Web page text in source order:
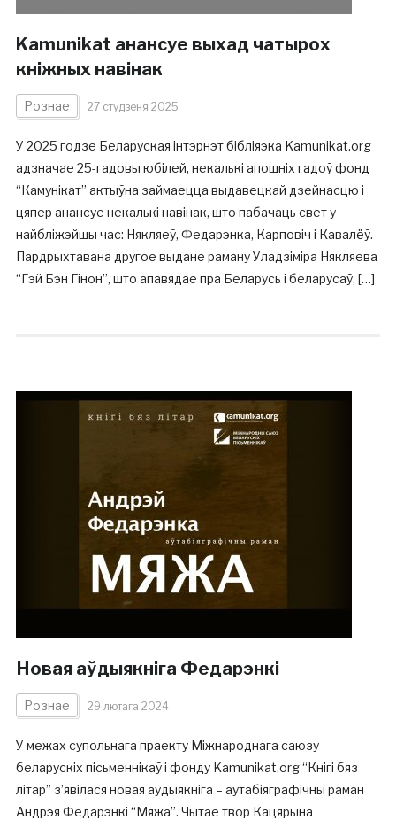
Kamunikat анансуе выхад чатырох
кніжных навінак
Рознае 27 студзеня 2025
У 2025 годзе Беларуская інтэрнэт бібліяэка Kamunikat.org
адзначае 25-гадовы юбілей, некалькі апошніх гадоў фонд
“Камунікат” актыўна займаецца выдавецкай дзейнасцю і
цяпер анансуе некалькі навінак, што пабачаць свет у
найбліжэйшы час: Някляеў, Федарэнка, Карповіч і Кавалёў.
Пардрыхтавана другое выдане раману Уладзіміра Някляева
“Гэй Бэн Гінон”, што апавядае пра Беларусь і беларусаў, […]
Новая аўдыякніга Федарэнкі
Рознае 29 лютага 2024
У межах супольнага праекту Міжнароднага саюзу
беларускіх пісьменнікаў і фонду Kamunikat.org “Кнігі бяз
літар” з’явілася новая аўдыякніга – аўтабіяграфічны раман
Андрэя Федарэнкі “Мяжа”. Чытае твор Кацярына